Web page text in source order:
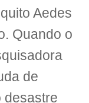
Aedes
Quando o
de
desastre